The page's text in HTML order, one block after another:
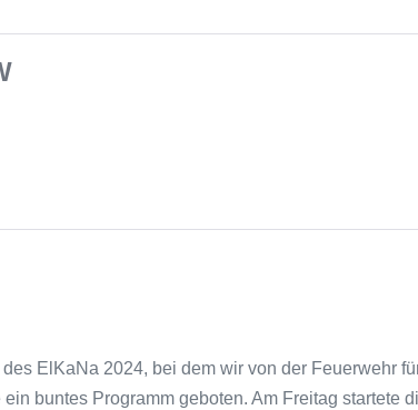
ElKaNa 2024, bei dem wir von der Feuerwehr
buntes Programm geboten. Am Freitag startete